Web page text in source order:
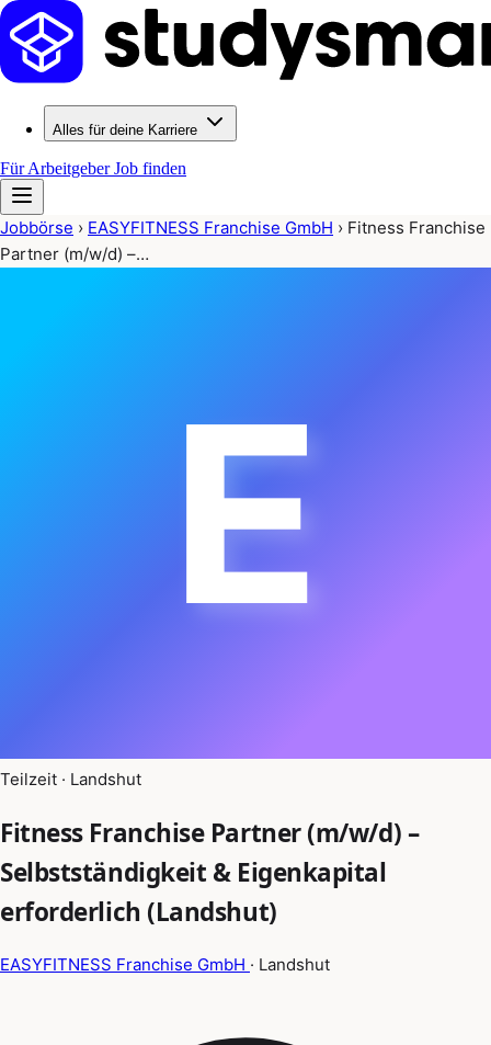
Alles für deine Karriere
Für ArbeitgeberJob finden
Jobbörse › EASYFITNESS Franchise GmbH › Fitness Franchise
Partner (m/w/d) –…
E
Teilzeit · Landshut
Fitness Franchise Partner (m/w/d) –
Selbstständigkeit & Eigenkapital
erforderlich (Landshut)
EASYFITNESS Franchise GmbH · Landshut